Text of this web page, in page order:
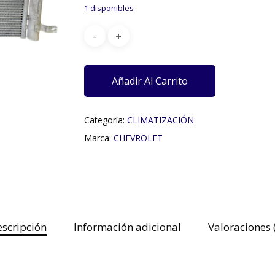
1 disponibles
Añadir Al Carrito
Categoría: CLIMATIZACIÓN
Marca: CHEVROLET
Información adicional Valoraciones